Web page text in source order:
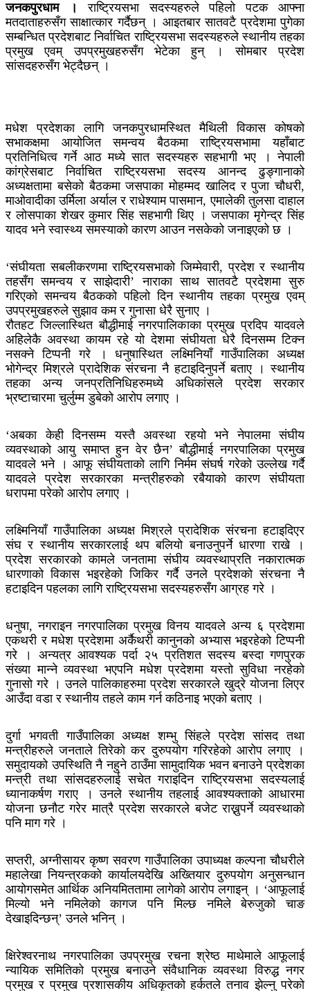
जनकपुरधाम ।
राष्ट्रियसभा सदस्यहरुले पहिलो पटक आफ्ना
मतदाताहरुसँग साक्षात्कार गर्दैछन् । आइतबार सातवटै प्रदेशमा पुगेका
सम्बन्धित प्रदेशबाट निर्वाचित राष्ट्रियसभा सदस्यहरुले स्थानीय तहका
प्रमुख एवम् उपप्रमुखहरुसँग भेटेका हुन् । सोमबार प्रदेश
सांसदहरुसँग भेट्दैछन् ।
मधेश प्रदेशका लागि जनकपुरधामस्थित मैथिली विकास कोषको
सभाकक्षमा आयोजित समन्वय बैठकमा राष्ट्रियसभामा यहाँबाट
प्रतिनिधित्व गर्ने आठ मध्ये सात सदस्यहरु सहभागी भए । नेपाली
कांग्रेसबाट निर्वाचित राष्ट्रियसभा सदस्य आनन्द ढुङ्गानाको
अध्यक्षतामा बसेको बैठकमा जसपाका मोहम्मद खालिद र पुजा चौधरी,
माओवादीका उर्मिला अर्याल र राधेश्याम पासमान, एमालेकी तुलसा दाहाल
र लोसपाका शेखर कुमार सिंह सहभागी थिए । जसपाका मृगेन्द्र सिंह
यादव भने स्वास्थ्य समस्याको कारण आउन नसकेको जनाइएको छ ।
‘संघीयता सबलीकरणमा राष्ट्रियसभाको जिम्मेवारी, प्रदेश र स्थानीय
तहसँग समन्वय र साझेदारी’ नाराका साथ सातवटै प्रदेशमा सुरु
गरिएको समन्वय बैठकको पहिलो दिन स्थानीय तहका प्रमुख एवम्
उपप्रमुखहरुले सुझाव कम र गुनासा धेरै सुनाए ।
रौतहट जिल्लास्थित बौद्धीमाई नगरपालिकाका प्रमुख प्रदिप यादवले
अहिलेकै अवस्था कायम रहे यो देशमा संघीयता धेरै दिनसम्म टिक्न
नसक्ने टिप्पनी गरे । धनुषास्थित लक्ष्मिनियाँ गाउँपालिका अध्यक्ष
भोगेन्द्र मिश्रले प्रादेशिक संरचना नै हटाइदिनुपर्ने बताए । स्थानीय
तहका अन्य जनप्रतिनिधिहरुमध्ये अधिकांसले प्रदेश सरकार
भ्रष्टाचारमा चुर्लुम्म डुबेको आरोप लगाए ।
‘अबका केही दिनसम्म यस्तै अवस्था रहयो भने नेपालमा संघीय
व्यवस्थाको आयु समाप्त हुन वेर छैन’ बौद्धीमाई नगरपालिका प्रमुख
यादवले भने । आफू संघीयताको लागि निर्मम संघर्ष गरेको उल्लेख गर्दै
यादवले प्रदेश सरकारका मन्त्रीहरुको रबैयाको कारण संघीयता
धरापमा परेको आरोप लगाए ।
लक्ष्मिनियाँ गाउँपालिका अध्यक्ष मिश्रले प्रादेशिक संरचना हटाइदिएर
संघ र स्थानीय सरकारलाई थप बलियो बनाउनुपर्ने धारणा राखे ।
प्रदेश सरकारको कामले जनतामा संघीय व्यवस्थाप्रति नकारात्मक
धारणाको विकास भइरहेको जिकिर गर्दै उनले प्रदेशको संरचना नै
हटाइदिन पहलका लागि राष्ट्रियसभा सदस्यहरुसँग आग्रह गरे ।
धनुषा, नगराइन नगरपालिका प्रमुख विनय यादवले अन्य ६ प्रदेशमा
एकथरी र मधेश प्रदेशमा अर्कैथरी कानुनको अभ्यास भइरहेको टिप्पनी
गरे । अन्यत्र आवश्यक पर्दा २५ प्रतिशत सदस्य बस्दा गणपुरक
संख्या मान्ने व्यवस्था भएपनि मधेश प्रदेशमा यस्तो सुविधा नरहेको
गुनासो गरे । उनले पालिकाहरुमा प्रदेश सरकारले खुद्रे योजना लिएर
आउँदा वडा र स्थानीय तहले काम गर्न कठिनाइ भएको बताए ।
दुर्गा भगवती गाउँपालिका अध्यक्ष शम्भु सिंहले प्रदेश सांसद तथा
मन्त्रीहरुले जनताले तिरेको कर दुरुपयोग गरिरहेको आरोप लगाए ।
समुदायको उपस्थिति नै नहुने ठाउँमा सामुदायिक भवन बनाउने प्रदेशका
मन्त्री तथा सांसदहरुलाई सचेत गराइदिन राष्ट्रियसभा सदस्यलाई
ध्यानाकर्षण गराए । उनले स्थानीय तहलाई आवश्यक्ताको आधारमा
योजना छनौट गरेर मात्रै प्रदेश सरकारले बजेट राख्नुपर्ने व्यवस्थाको
पनि माग गरे ।
सप्तरी, अग्नीसायर कृष्ण सवरण गाउँपालिका उपाध्यक्ष कल्पना चौधरीले
महालेखा नियन्त्रकको कार्यालयदेखि अख्तियार दुरुपयोग अनुसन्धान
आयोगसमेत आर्थिक अनियमिततामा लागेको आरोप लगाइन् । ‘आफूलाई
मिल्यो भने नमिलेको कागज पनि मिल्छ नमिले बेरुजुको चाङ
देखाइदिन्छन्’ उनले भनिन् ।
क्षिरेश्वरनाथ नगरपालिका उपप्रमुख रचना श्रेष्ठ माथेमाले आफूलाई
न्यायिक समितिको प्रमुख बनाउने संवैधानिक व्यवस्था विरुद्ध नगर
प्रमुख र प्रमुख प्रशासकीय अधिकृतको हर्कतले तनाव झेल्नु परेको